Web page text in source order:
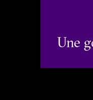
Une